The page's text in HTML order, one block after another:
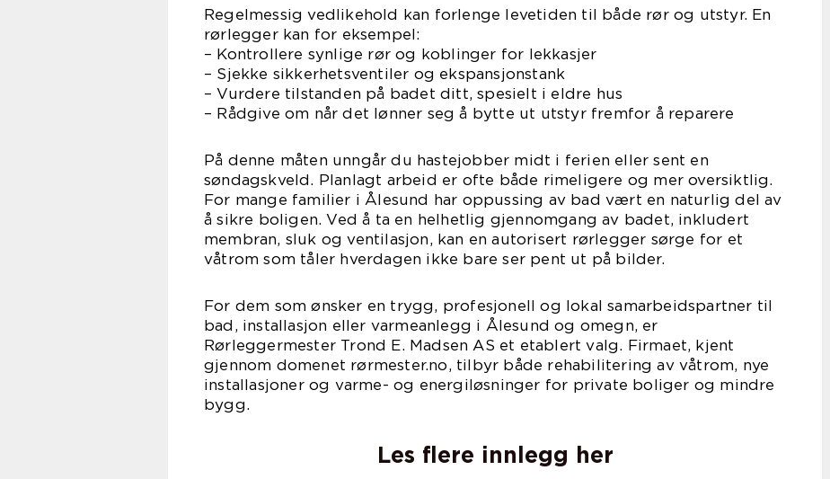
Regelmessig vedlikehold kan forlenge levetiden til både rør og utstyr. En
rørlegger kan for eksempel:
– Kontrollere synlige rør og koblinger for lekkasjer
– Sjekke sikkerhetsventiler og ekspansjonstank
– Vurdere tilstanden på badet ditt, spesielt i eldre hus
– Rådgive om når det lønner seg å bytte ut utstyr fremfor å reparere
På denne måten unngår du hastejobber midt i ferien eller sent en
søndagskveld. Planlagt arbeid er ofte både rimeligere og mer oversiktlig.
For mange familier i Ålesund har oppussing av bad vært en naturlig del av
å sikre boligen. Ved å ta en helhetlig gjennomgang av badet, inkludert
membran, sluk og ventilasjon, kan en autorisert rørlegger sørge for et
våtrom som tåler hverdagen ikke bare ser pent ut på bilder.
For dem som ønsker en trygg, profesjonell og lokal samarbeidspartner til
bad, installasjon eller varmeanlegg i Ålesund og omegn, er
Rørleggermester Trond E. Madsen AS et etablert valg. Firmaet, kjent
gjennom domenet rørmester.no, tilbyr både rehabilitering av våtrom, nye
installasjoner og varme- og energiløsninger for private boliger og mindre
bygg.
Les flere innlegg her